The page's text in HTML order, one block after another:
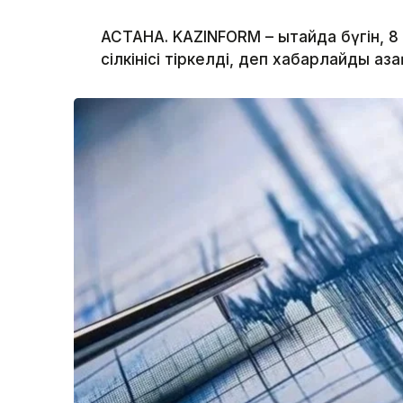
АСТАНА. KAZINFORM – Қытайда
сілкінісі тіркелді, деп хабарлайды